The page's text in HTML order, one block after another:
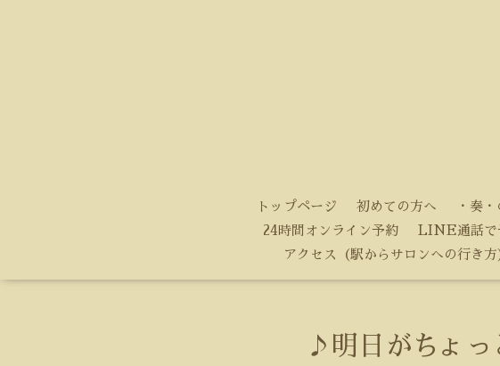
トップページ 初めての方へ ・奏
24時間オンライン予約
LINE通話で
アクセス（駅からサロンへの行き方
♪明日がちょっ